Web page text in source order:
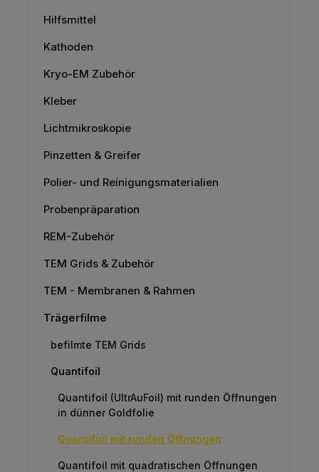
Hilfsmittel
Kathoden
Kryo-EM Zubehör
Kleber
Lichtmikroskopie
Pinzetten & Greifer
Polier- und Reinigungsmaterialien
Probenpräparation
REM-Zubehör
TEM Grids & Zubehör
TEM - Membranen & Rahmen
Trägerfilme
befilmte TEM Grids
Quantifoil
Quantifoil (UltrAuFoil) mit runden Öffnungen
in dünner Goldfolie
Quantifoil mit runden Öffnungen
Quantifoil mit quadratischen Öffnungen